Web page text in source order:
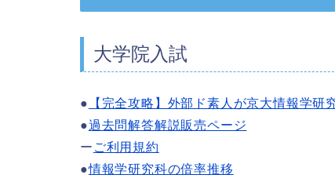
大学院入試
●
【完全攻略】外部ド素人が京大情報学
●過去問解答解説販売ページ
ー ご利用規約
●情報学研究科の倍率推移